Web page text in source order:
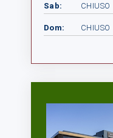
Sab: CHIUSO
Dom: CHIUSO